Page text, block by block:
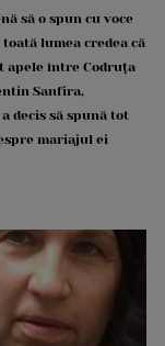
să o spun cu voce
toată lumea credea că
apele între Codruța
Sanfira,
decis să spună tot
mariajul ei